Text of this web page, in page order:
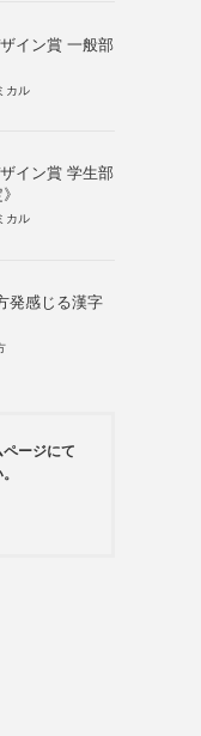
イン賞 一般部
カル
イン賞 学生部
カル
発感じる漢字
ージにて